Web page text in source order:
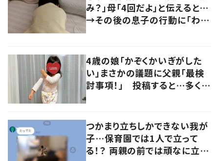
み？」母「4回だよ」と伝えると…
→その後の息子の行動に「わか
4歳の娘「かぞくかいぎがした
い」まさかの議題に父親「最検
討事項！」 投稿すると…多くの
つかまり立ちしかできない我が
子…保育園では1人で立って
る！？ 両親の前では頑なに立た